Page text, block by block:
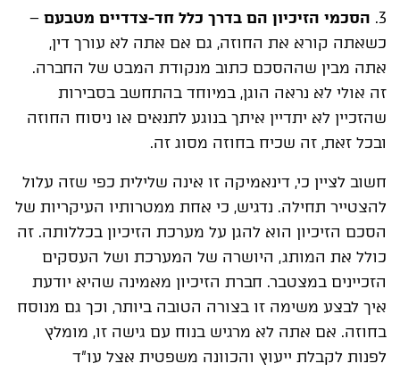
3. הסכמי הזיכיון הם בדרך כלל חד-צדדיים מטבעם –
כשאתה קורא את החוזה, גם אם אתה לא עורך דין,
אתה מבין שההסכם כתוב מנקודת המבט של החברה.
זה אולי לא נראה הוגן, במיוחד בהתחשב בסבירות
שהזכיין לא יתדיין איתך בנוגע לתנאים או ניסוח החוזה
ובכל זאת, זה שכיח בחוזה מסוג זה.
חשוב לציין כי, דינאמיקה זו אינה שלילית כפי שזה עלול
להצטייר תחילה. נדגיש, כי אחת ממטרותיו העיקריות של
הסכם הזיכיון הוא להגן על מערכת הזיכיון בכללותה. זה
כולל את המותג, היושרה של המערכת ושל העסקים
הזכיינים במצטבר. חברת הזיכיון מאמינה שהיא יודעת
איך לבצע משימה זו בצורה הטובה ביותר, וכך גם מנוסח
בחוזה. אם אתה לא מרגיש בנוח עם גישה זו, מומלץ
לפנות לקבלת ייעוץ והכוונה משפטית אצל עו"ד